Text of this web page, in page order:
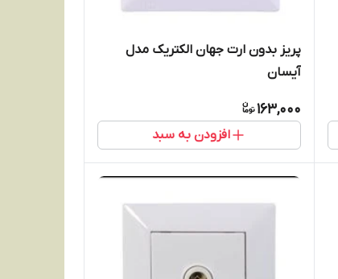
پریز بدون ارت جهان الکتریک مدل
آیسان
163,000
افزودن به سبد